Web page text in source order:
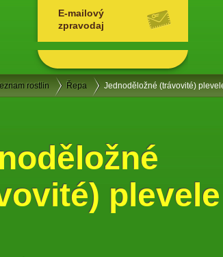
E-mailový
zpravodaj
rostlin Řepa Jednoděložné (trávovité)
plevele